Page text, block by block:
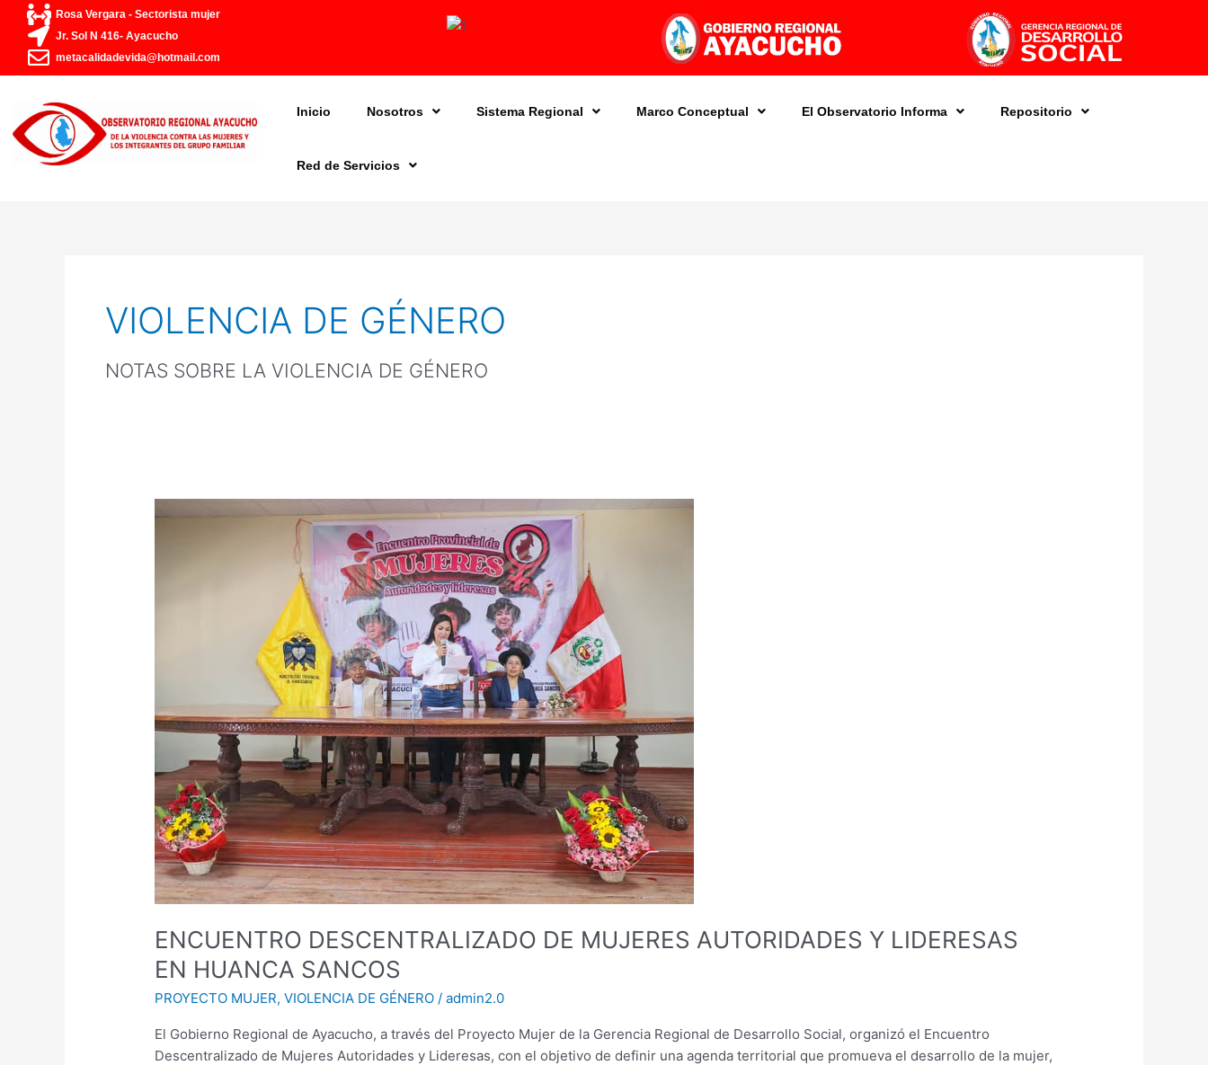
contenido
Rosa Vergara - Sectorista mujer
Jr. Sol N 416- Ayacucho
metacalidadevida@hotmail.com
Inicio Nosotros Sistema Regional Marco Conceptual El Observatorio Informa Repositorio
Red de Servicios
VIOLENCIA DE GÉNERO
NOTAS SOBRE LA VIOLENCIA DE GÉNERO
ENCUENTRO DESCENTRALIZADO DE MUJERES AUTORIDADES Y LIDERESAS
EN HUANCA SANCOS
PROYECTO MUJER,VIOLENCIA DE GÉNERO /admin2.0
El Gobierno Regional de Ayacucho, a través del Proyecto Mujer de la Gerencia Regional de Desarrollo Social, organizó el Encuentro
Descentralizado de Mujeres Autoridades y Lideresas, con el objetivo de definir una agenda territorial que promueva el desarrollo de la mujer,
Paginación
de
entradas